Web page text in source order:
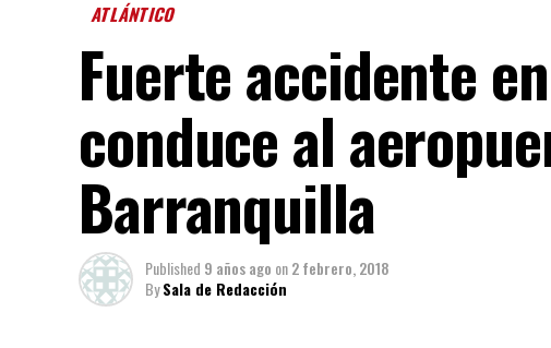
ATLÁNTICO
Fuerte accidente
conduce al
Barranquilla
Published 9 años ago on2 febrero, 2018
BySala de Redacción